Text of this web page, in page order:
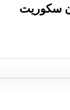
سکوریت